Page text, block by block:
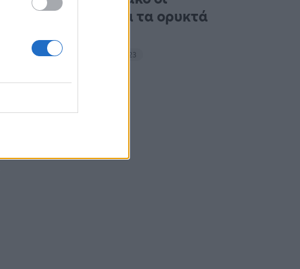
ακτιβιστές για τα ορυκτά
14:27 - 15 Σεπτεμβρίου 2023